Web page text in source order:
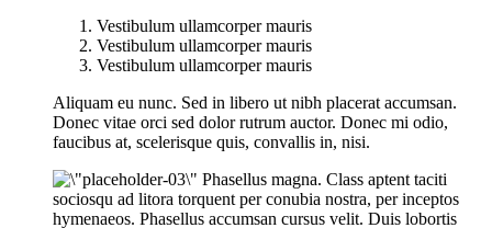
Vestibulum ullamcorper mauris
Vestibulum ullamcorper mauris
Vestibulum ullamcorper mauris
Aliquam eu nunc. Sed in libero ut nibh placerat accumsan.
Donec vitae orci sed dolor rutrum auctor. Donec mi odio,
faucibus at, scelerisque quis, convallis in, nisi.
Phasellus magna. Class aptent taciti
sociosqu ad litora torquent per conubia nostra, per inceptos
hymenaeos. Phasellus accumsan cursus velit. Duis lobortis